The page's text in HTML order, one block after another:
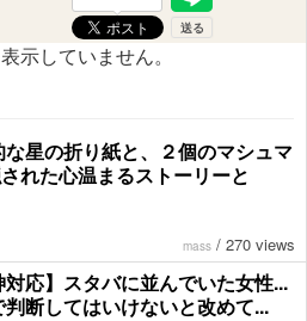
示していません。
な星の折り紙と、２個のマシュマ
れた心温まるストーリーと
mass / 270 views
対応】スタバに並んでいた女性...
判断してはいけないと改めて...